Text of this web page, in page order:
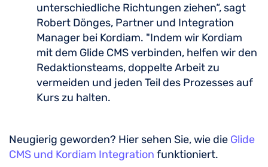
unterschiedliche Richtungen ziehen“, sagt
Robert Dönges, Partner und Integration
Manager bei Kordiam. "Indem wir Kordiam
mit dem Glide CMS verbinden, helfen wir den
Redaktionsteams, doppelte Arbeit zu
vermeiden und jeden Teil des Prozesses auf
Kurs zu halten.
Neugierig geworden? Hier sehen Sie, wie die Glide
CMS und Kordiam Integration funktioniert.